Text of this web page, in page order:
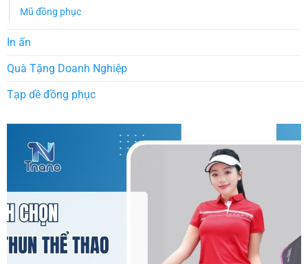
Mũ đồng phục
In ấn
Quà Tặng Doanh Nghiệp
Tạp dề đồng phục